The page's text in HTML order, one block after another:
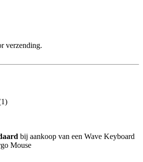
verzending.
bij aankoop van een Wave Keyboard
Mouse